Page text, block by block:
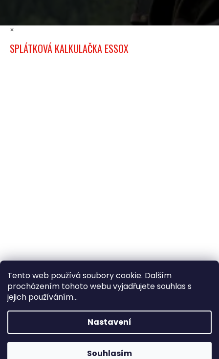
Tento web používá soubory cookie. Dalším
procházením tohoto webu vyjadřujete souhlas s
jejich používáním...
Nastavení
Souhlasím
×
SPLÁTKOVÁ KALKULAČKA ESSOX
×
Hledáte nejvýhodnější cenu? Získáte jí
pomocíregistrace